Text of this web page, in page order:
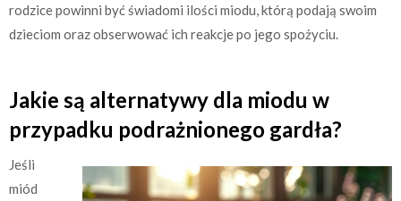
rodzice powinni być świadomi ilości miodu, którą podają swoim
dzieciom oraz obserwować ich reakcje po jego spożyciu.
Jakie są alternatywy dla miodu w
przypadku podrażnionego gardła?
Jeśli
miód